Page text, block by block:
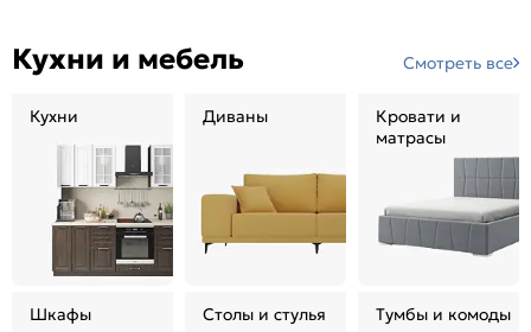
Кухни и мебель Смотреть все
Кухни Диваны
Кровати и
матрасы
Шкафы Столы и стулья Тумбы и комоды